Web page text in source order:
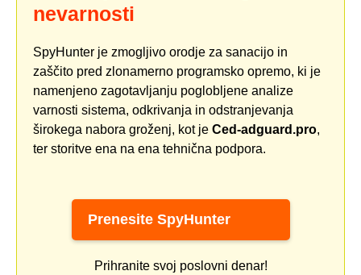
nevarnosti
SpyHunter je zmogljivo orodje za sanacijo in
zaščito pred zlonamerno programsko opremo, ki je
namenjeno zagotavljanju poglobljene analize
varnosti sistema, odkrivanja in odstranjevanja
širokega nabora groženj, kot je Ced-adguard.pro,
ter storitve ena na ena tehnična podpora.
Prenesite SpyHunter
Prihranite svoj poslovni denar!